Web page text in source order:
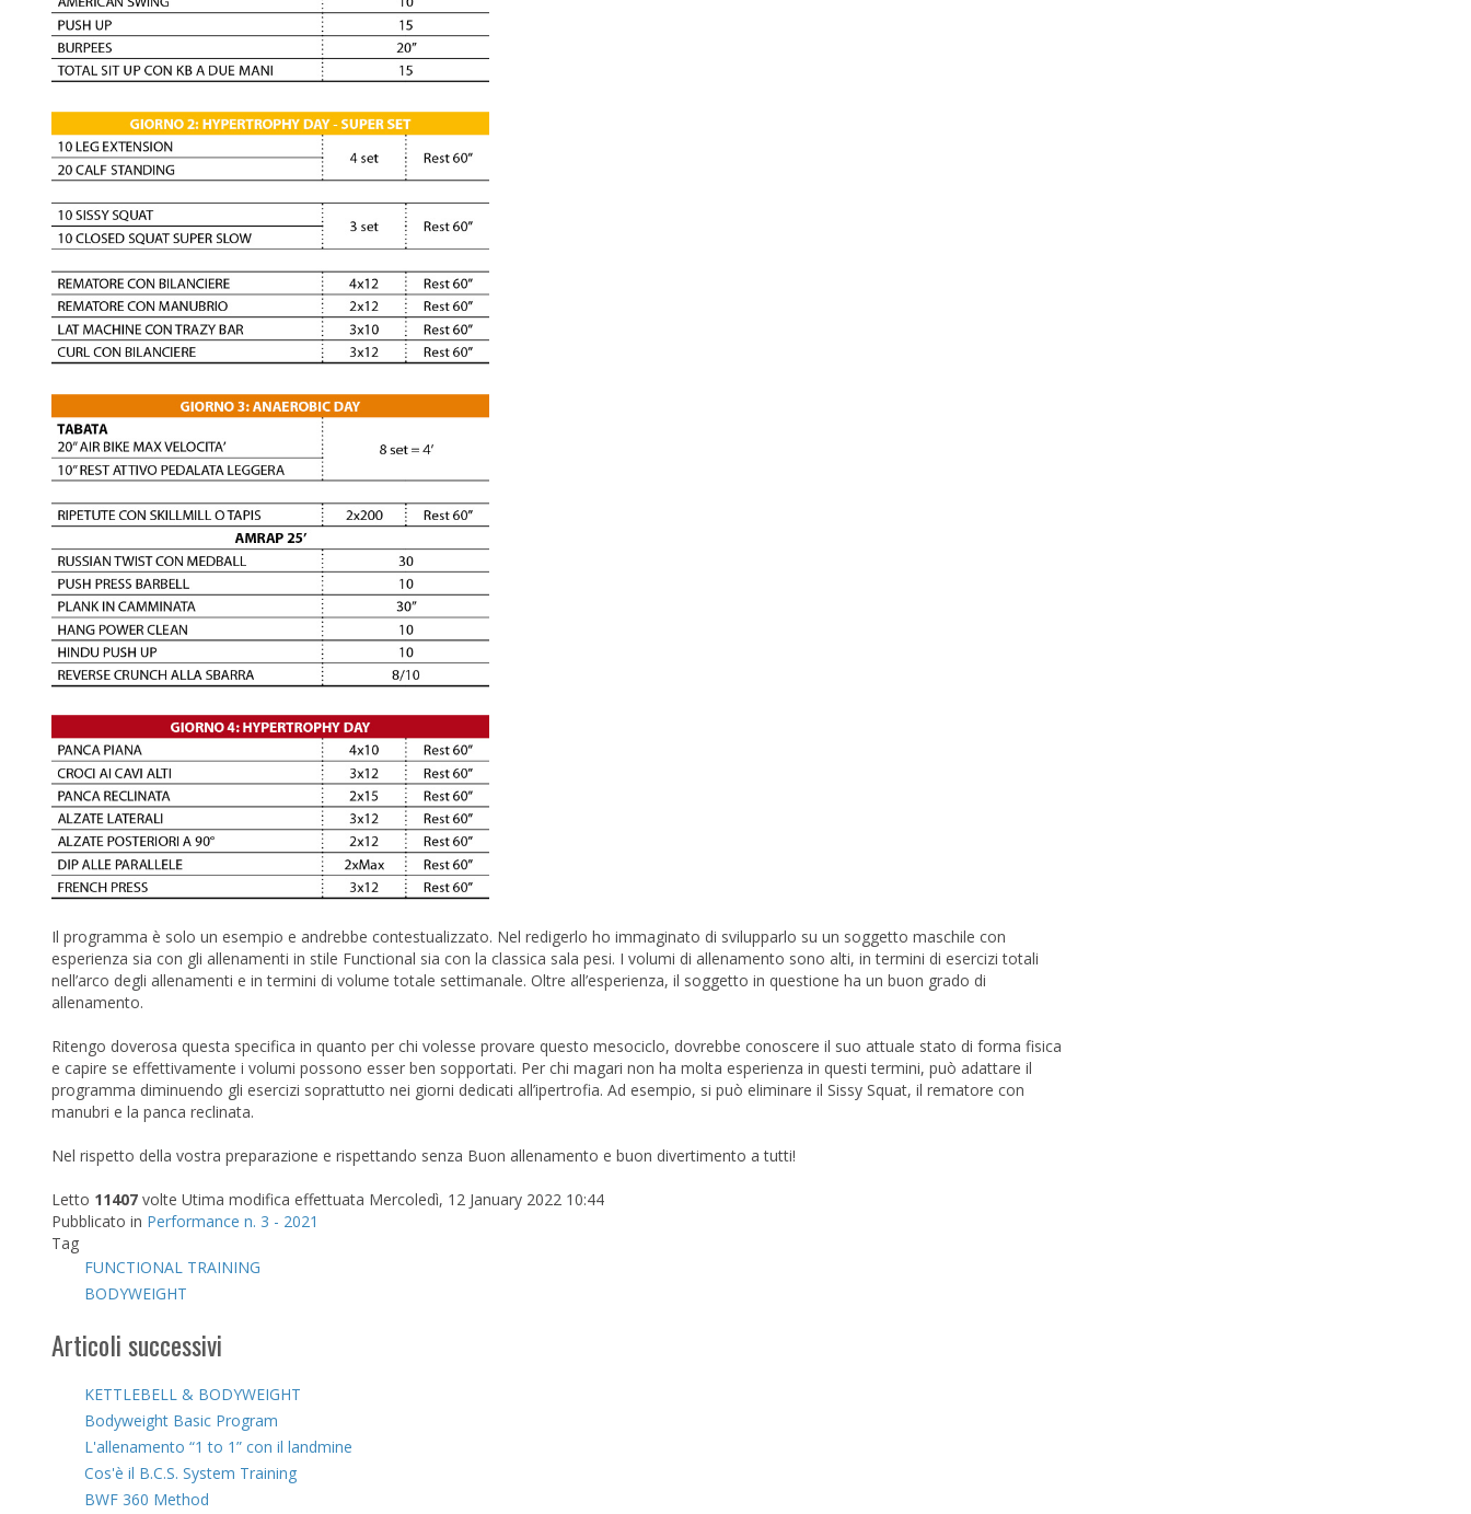
Il programma è solo un esempio e andrebbe contestualizzato. Nel redigerlo ho immaginato di svilupparlo su un soggetto maschile con
esperienza sia con gli allenamenti in stile Functional sia con la classica sala pesi. I volumi di allenamento sono alti, in termini di esercizi totali
nell’arco degli allenamenti e in termini di volume totale settimanale. Oltre all’esperienza, il soggetto in questione ha un buon grado di
allenamento.
Ritengo doverosa questa specifica in quanto per chi volesse provare questo mesociclo, dovrebbe conoscere il suo attuale stato di forma fisica
e capire se effettivamente i volumi possono esser ben sopportati. Per chi magari non ha molta esperienza in questi termini, può adattare il
programma diminuendo gli esercizi soprattutto nei giorni dedicati all’ipertrofia. Ad esempio, si può eliminare il Sissy Squat, il rematore con
manubri e la panca reclinata.
Nel rispetto della vostra preparazione e rispettando senza Buon allenamento e buon divertimento a tutti!
Letto 11407 volte Utima modifica effettuata Mercoledì, 12 January 2022 10:44
Pubblicato in Performance n. 3 - 2021
Tag
FUNCTIONAL TRAINING
BODYWEIGHT
Articoli successivi
KETTLEBELL & BODYWEIGHT
Bodyweight Basic Program
L'allenamento “1 to 1” con il landmine
Cos'è il B.C.S. System Training
BWF 360 Method